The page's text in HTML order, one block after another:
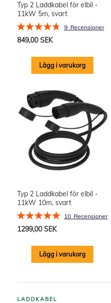
Typ 2 Laddkabel för elbil -
11kW 5m, svart
Rating:
9 Recensioner
849,00 SEK
Lägg i varukorg
Typ 2 Laddkabel för elbil -
11kW 10m, svart
Rating:
10 Recensioner
1299,00 SEK
Lägg i varukorg
LADDKABEL